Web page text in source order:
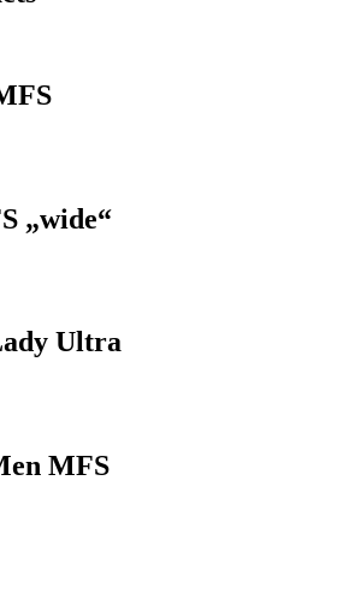
„wide“
Ultra
MFS